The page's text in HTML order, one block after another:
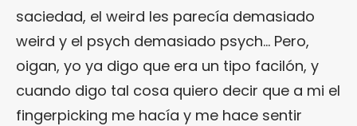
saciedad, el weird les parecía demasiado
weird y el psych demasiado psych… Pero,
oigan, yo ya digo que era un tipo facilón, y
cuando digo tal cosa quiero decir que a mi el
fingerpicking me hacía y me hace sentir